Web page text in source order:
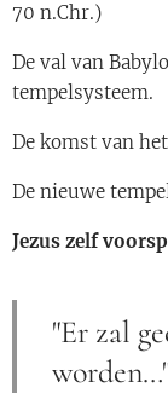
70 n.Chr.)
De val van
tempelsysteem.
De komst van
De nieuwe
Jezus zelf
"Er zal